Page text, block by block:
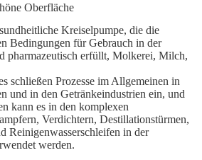
Oberfläche
Kreiselpumpe, die die
Bedingungen für Gebrauch in der
pharmazeutisch erfüllt, Molkerei, Milch,
schließen Prozesse im Allgemeinen in
und in den Getränkeindustrien ein, und
kann es in den komplexen
Verdichtern, Destillationstürmen,
Reinigenwasserschleifen in der
werden.